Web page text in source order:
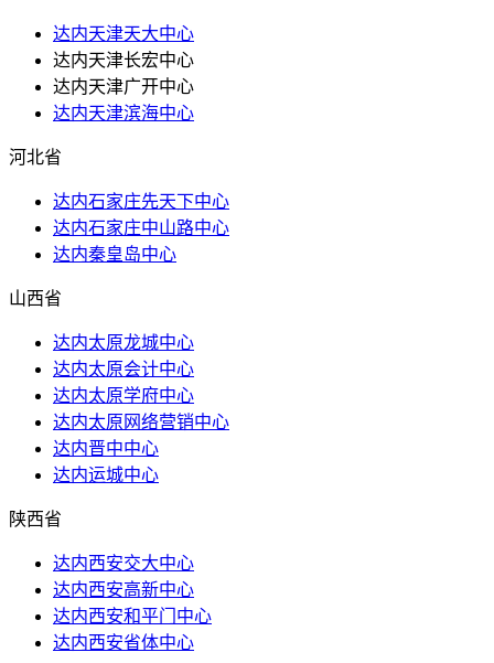
达内天津天大中心
达内天津长宏中心
达内天津广开中心
达内天津滨海中心
河北省
达内石家庄先天下中心
达内石家庄中山路中心
达内秦皇岛中心
山西省
达内太原龙城中心
达内太原会计中心
达内太原学府中心
达内太原网络营销中心
达内晋中中心
达内运城中心
陕西省
达内西安交大中心
达内西安高新中心
达内西安和平门中心
达内西安省体中心